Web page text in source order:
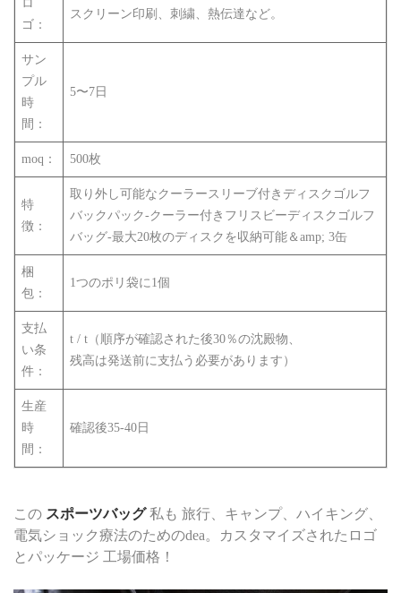
ロ
ゴ：
スクリーン印刷、刺繍、熱伝達など。
サン
プル
時
間：
5〜7日
moq： 500枚
特
徴：
取り外し可能なクーラースリーブ付きディスクゴルフ
バックパック-クーラー付きフリスビーディスクゴルフ
バッグ-最大20枚のディスクを収納可能＆amp; 3缶
梱
包：
1つのポリ袋に1個
支払
い条
件：
t / t（順序が確認された後30％の沈殿物、
残高は発送前に支払う必要があります）
生産
時
間：
確認後35-40日
この スポーツバッグ私も 旅行、キャンプ、ハイキング、
電気ショック療法のためのdea。カスタマイズされたロゴ
とパッケージ 工場価格！